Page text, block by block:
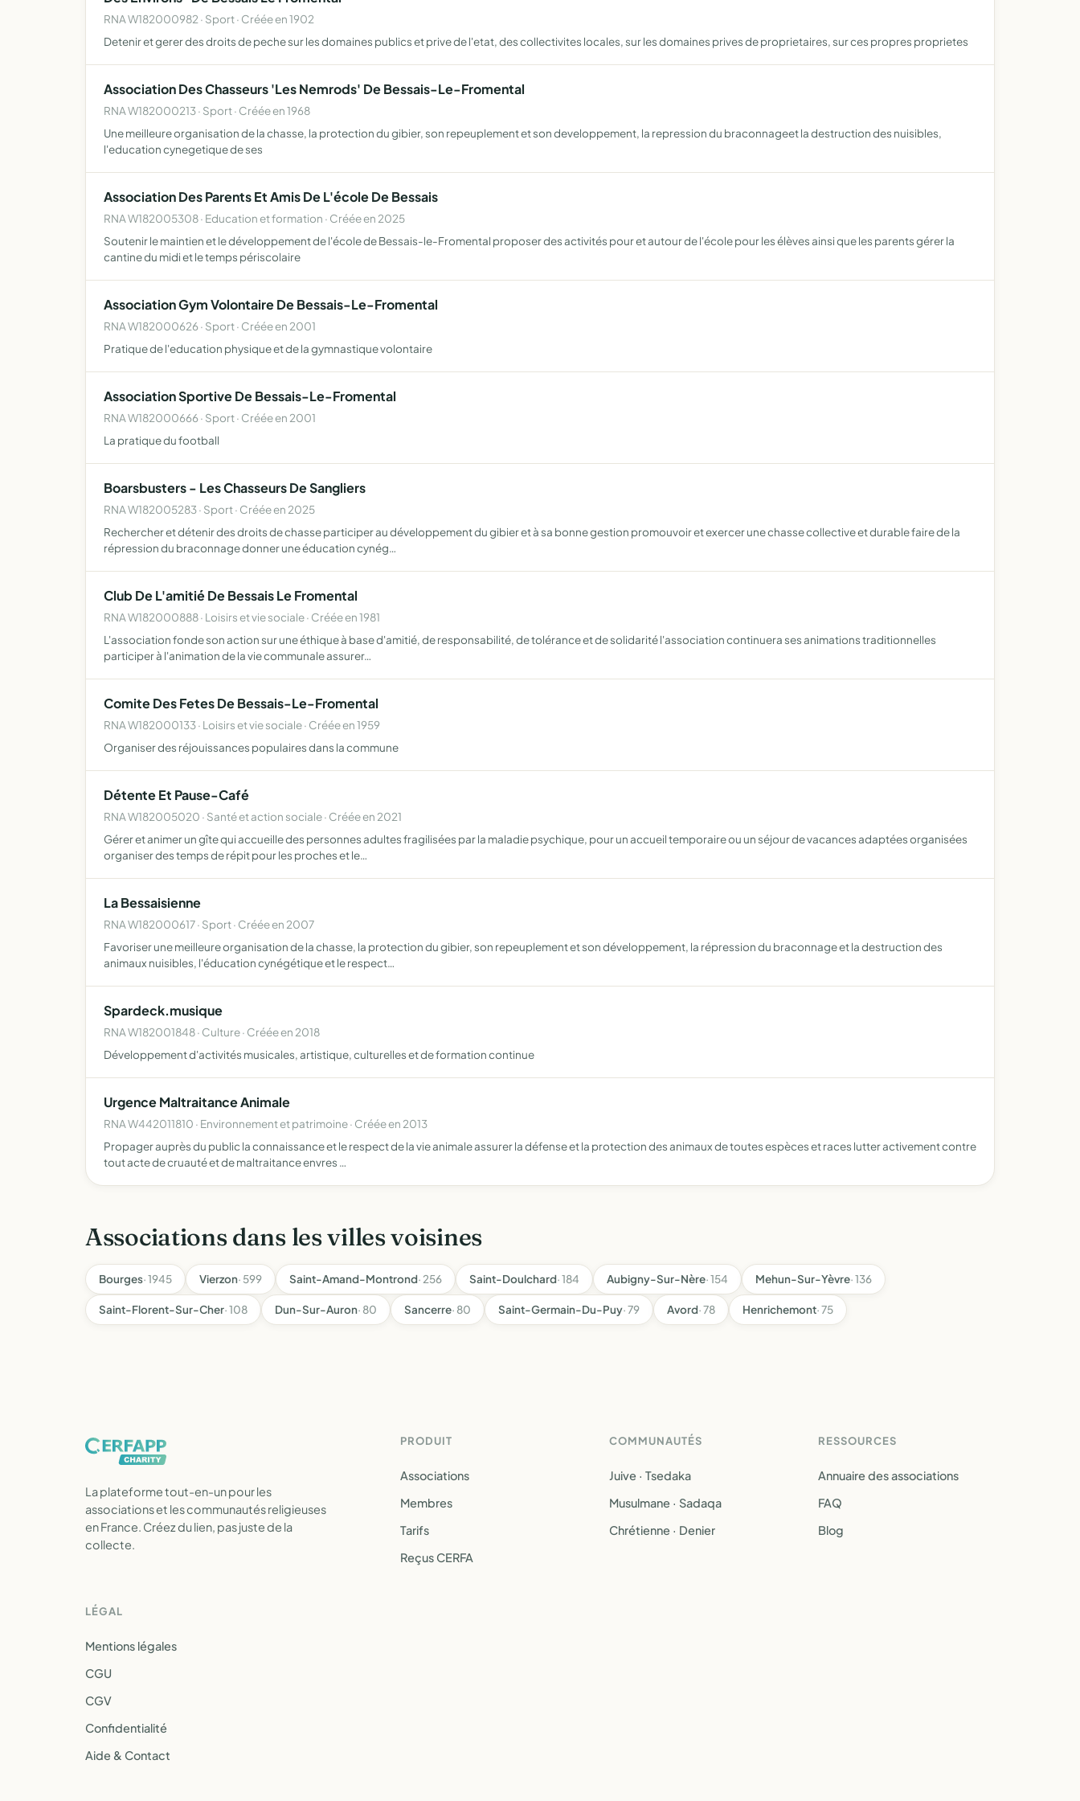
RNA W182000982 · Sport · Créée en 1902
Detenir et gerer des droits de peche sur les domaines publics et prive de l'etat, des collectivites locales, sur les domaines prives de proprietaires, sur ces propres proprietes
Association Des Chasseurs 'Les Nemrods' De Bessais-Le-Fromental
RNA W182000213 · Sport · Créée en 1968
Une meilleure organisation de la chasse, la protection du gibier, son repeuplement et son developpement, la repression du braconnageet la destruction des nuisibles,
l'education cynegetique de ses
Association Des Parents Et Amis De L'école De Bessais
RNA W182005308 · Education et formation · Créée en 2025
Soutenir le maintien et le développement de l'école de Bessais-le-Fromental proposer des activités pour et autour de l'école pour les élèves ainsi que les parents gérer la
cantine du midi et le temps périscolaire
Association Gym Volontaire De Bessais-Le-Fromental
RNA W182000626 · Sport · Créée en 2001
Pratique de l'education physique et de la gymnastique volontaire
Association Sportive De Bessais-Le-Fromental
RNA W182000666 · Sport · Créée en 2001
La pratique du football
Boarsbusters - Les Chasseurs De Sangliers
RNA W182005283 · Sport · Créée en 2025
Rechercher et détenir des droits de chasse participer au développement du gibier et à sa bonne gestion promouvoir et exercer une chasse collective et durable faire de la
répression du braconnage donner une éducation cynég…
Club De L'amitié De Bessais Le Fromental
RNA W182000888 · Loisirs et vie sociale · Créée en 1981
L'association fonde son action sur une éthique à base d'amitié, de responsabilité, de tolérance et de solidarité l'association continuera ses animations traditionnelles
participer à l'animation de la vie communale assurer…
Comite Des Fetes De Bessais-Le-Fromental
RNA W182000133 · Loisirs et vie sociale · Créée en 1959
Organiser des réjouissances populaires dans la commune
Détente Et Pause-Café
RNA W182005020 · Santé et action sociale · Créée en 2021
Gérer et animer un gîte qui accueille des personnes adultes fragilisées par la maladie psychique, pour un accueil temporaire ou un séjour de vacances adaptées organisées
organiser des temps de répit pour les proches et le…
La Bessaisienne
RNA W182000617 · Sport · Créée en 2007
Favoriser une meilleure organisation de la chasse, la protection du gibier, son repeuplement et son développement, la répression du braconnage et la destruction des
animaux nuisibles, l'éducation cynégétique et le respect…
Spardeck.musique
RNA W182001848 · Culture · Créée en 2018
Développement d'activités musicales, artistique, culturelles et de formation continue
Urgence Maltraitance Animale
RNA W442011810 · Environnement et patrimoine · Créée en 2013
Propager auprès du public la connaissance et le respect de la vie animale assurer la défense et la protection des animaux de toutes espèces et races lutter activement contre
tout acte de cruauté et de maltraitance envres …
Associations dans les villes voisines
Bourges· 1945 Vierzon· 599 Saint-Amand-Montrond· 256 Saint-Doulchard· 184 Aubigny-Sur-Nère· 154 Mehun-Sur-Yèvre· 136
Saint-Florent-Sur-Cher· 108 Dun-Sur-Auron· 80 Sancerre· 80 Saint-Germain-Du-Puy· 79 Avord· 78 Henrichemont· 75
La plateforme tout-en-un pour les
associations et les communautés religieuses
en France. Créez du lien, pas juste de la
collecte.
PRODUIT
Associations
Membres
Tarifs
Reçus CERFA
COMMUNAUTÉS
Juive · Tsedaka
Musulmane · Sadaqa
Chrétienne · Denier
RESSOURCES
Annuaire des associations
FAQ
Blog
LÉGAL
Mentions légales
CGU
CGV
Confidentialité
Aide & Contact